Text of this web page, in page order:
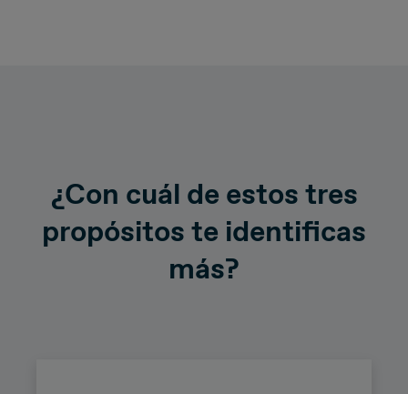
¿Con cuál de estos tres
propósitos te identificas
más?